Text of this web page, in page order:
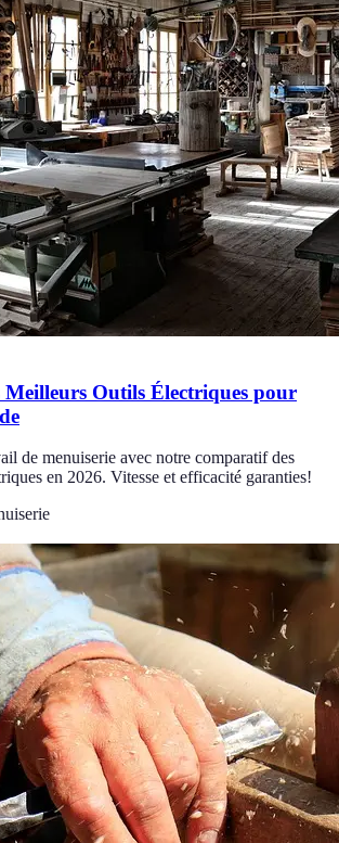
Outils Électriques pour
de menuiserie avec notre comparatif des
en 2026. Vitesse et efficacité garanties!